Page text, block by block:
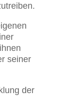
seiner
der